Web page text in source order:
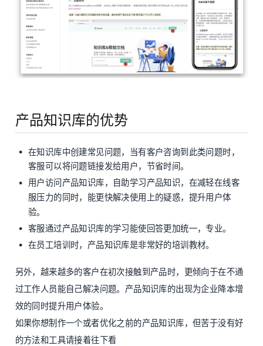
产品知识库的优势
在知识库中创建常见问题，当有客户咨询到此类问题时，
客服可以将问题链接发给用户，节省时间。
用户访问产品知识库，自助学习产品知识，在减轻在线客
服压力的同时，能更快解决使用上的疑惑，提升用户体
验。
客服通过产品知识库的学习能使回答更加统一，专业。
在员工培训时，产品知识库是非常好的培训教材。
另外，越来越多的客户在初次接触到产品时，更倾向于在不通
过工作人员能自己解决问题。产品知识库的出现为企业降本增
效的同时提升用户体验。
如果你想制作一个或者优化之前的产品知识库，但苦于没有好
的方法和工具请接着往下看